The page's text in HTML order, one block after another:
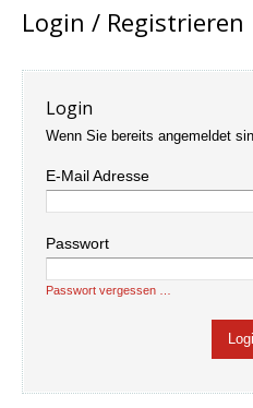
Login / Registrieren
Login
Wenn Sie bereits angemeldet
E-Mail Adresse
Passwort
Passwort vergessen …